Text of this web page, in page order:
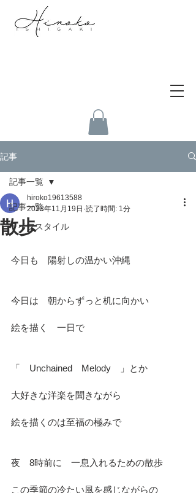
記事
記事一覧
ライフスタイル
記事一覧
散歩
hiroko19613588
2023年11月19日 読了時間: 1分
今日も　陽射しの温かい沖縄
今日は　朝からずっと机に向かい
絵を描く　一日で
「　Unchained　Melody　」とか
大好きな洋楽を聞きながら
絵を描くのは至福の極みで
夜　8時前に　一息入れるための散歩
この季節の冷たい風を感じながらの